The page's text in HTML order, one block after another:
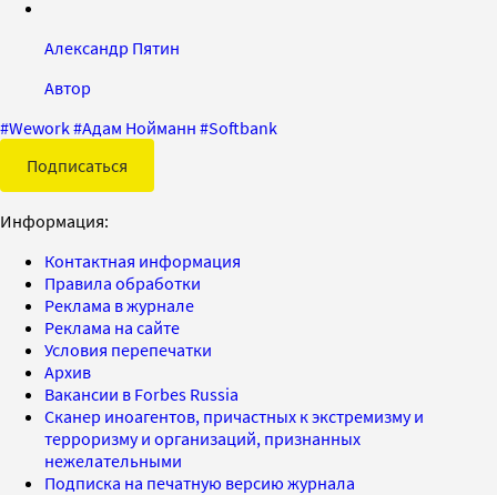
Александр Пятин
Автор
#Wework#Адам Нойманн #Softbank
Подписаться
Информация:
Контактная информация
Правила обработки
Реклама в журнале
Реклама на сайте
Условия перепечатки
Архив
Вакансии в Forbes Russia
Сканер иноагентов, причастных к экстремизму и
терроризму и организаций, признанных
нежелательными
Подписка на печатную версию журнала